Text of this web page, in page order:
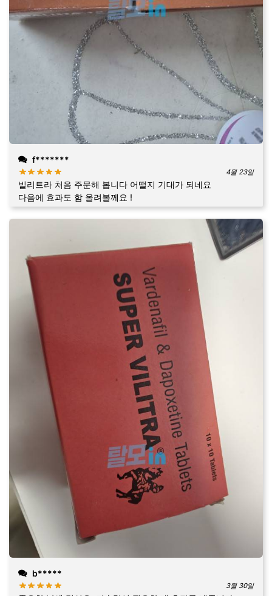
f*******
4월 23일
빌리트라 처음 주문해 봅니다 어떨지 기대가 되네요
다음에 효과도 함 올려볼께요 !
b*****
3월 30일